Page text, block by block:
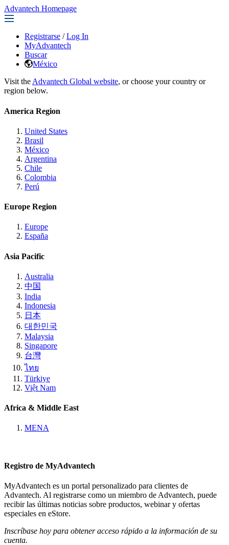
Advantech Homepage
Registrarse / Log In
MyAdvantech
Buscar
México
Visit the Advantech Global website, or choose your country or
region below.
America Region
United States
Brasil
México
Argentina
Chile
Colombia
Perú
Europe Region
Europe
España
Asia Pacific
Australia
中国
India
Indonesia
日本
대한민국
Malaysia
Singapore
台灣
ไทย
Türkiye
Việt Nam
Africa & Middle East
MENA
Registro de MyAdvantech
MyAdvantech es un portal personalizado para clientes de
Advantech. Al registrarse como un miembro de Advantech, puede
recibir las últimas noticias sobre productos, webinar y ofertas
especiales en eStore.
Inscríbase hoy para obtener acceso rápido a la información de su
cuenta.